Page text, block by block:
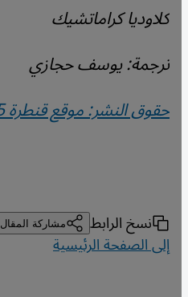
كلاوديا كراماتشيك
ترجمة: يوسف حجازي
حقوق النشر: موقع قنطرة 2015
نسخ الرابط مشاركة المقال
إلى الصفحة الرئيسية